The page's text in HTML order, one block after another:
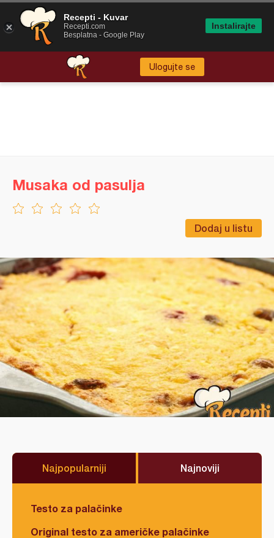
Ulogujte se
Dodaj u listu
Musaka od pasulja
Najpopularniji Najnoviji
Testo za palačinke
Original testo za američke palačinke
Recepti - Kuvar
Recepti.com
Besplatna - Google Play
Instalirajte